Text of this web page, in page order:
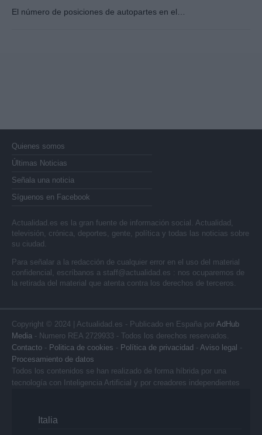
El número de posiciones de autopartes en el…
Quienes somos
Últimas Noticias
Señala una noticia
Síguenos en Facebook
Actualidad.es es la gran fuente de información social. Actualidad,
televisión, crónica, deportes, gente, política y todas las noticias sobre
su ciudad.
Para señalar a la redacción de cualquier error en el uso del material
confidencial, escríbanos a staff@actualidad.es : nos ocuparemos de
la retirada del material que atenta contra los derechos de terceros.
Copyright © 2024 | Actualidad.es - Publicado en España por AdHub
Media - Numero REA 2729933 - Todos los derechos reservados.
Contacto - Politica de cookies - Política de privacidad - Aviso legal -
Procesamiento de datos
Todos los contenidos se han realizado de forma híbrida por una
tecnología con Inteligencia Artificial y por creadores independientes
Italia